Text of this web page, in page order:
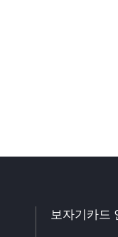
보자기카드